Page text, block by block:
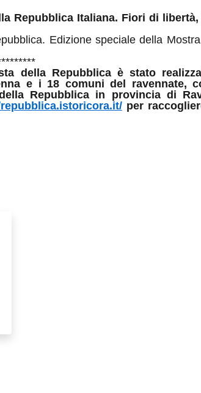
Repubblica Italiana. Fiori di
. Edizione speciale della
della Repubblica è stato
e i 18 comuni del ravennate,
Repubblica in provincia di
per